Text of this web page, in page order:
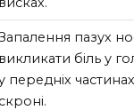
пазух
викликати біль у
передніх
скроні.